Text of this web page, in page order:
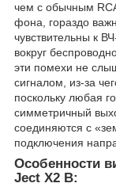
чем с обычным
фона, гораздо
чувствительны к
вокруг
эти помехи не
сигналом, из-за
поскольку любая
симметричный
соединяются с
подключения
Особенности
Ject X2 B: